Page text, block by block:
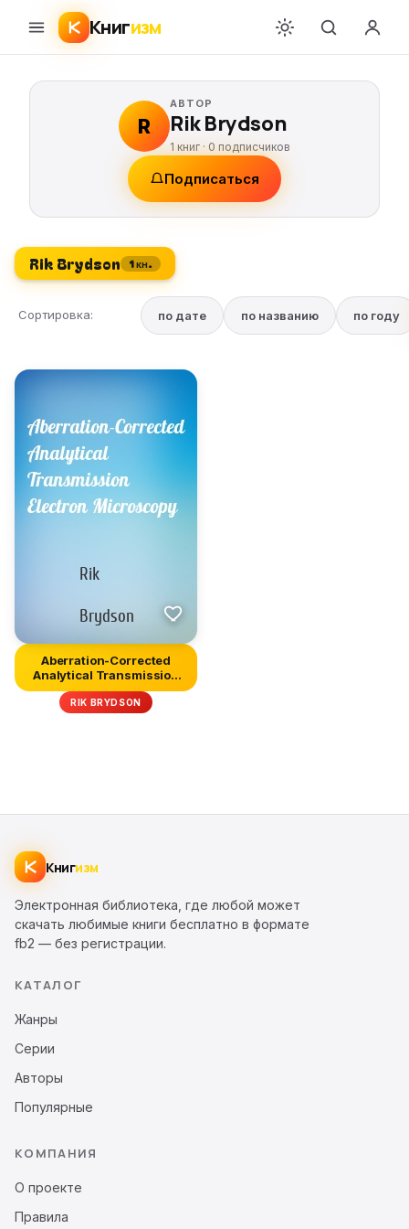
Книгизм
R
АВТОР
Rik Brydson
1 книг · 0 подписчиков
Подписаться
Rik Brydson 1 кн.
Сортировка: по дате по названию по году
Aberration-Corrected
Analytical Transmission
Elect...
RIK BRYDSON
Книгизм
Электронная библиотека, где любой может
скачать любимые книги бесплатно в формате
fb2 — без регистрации.
КАТАЛОГ
Жанры
Серии
Авторы
Популярные
КОМПАНИЯ
О проекте
Правила